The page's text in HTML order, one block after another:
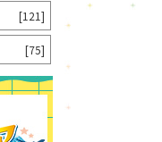
[121]
[75]